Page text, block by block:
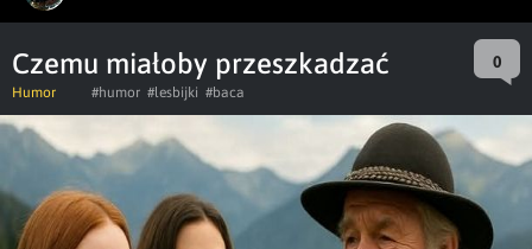
Czemu miałoby przeszkadzać 0
Humor #humor #lesbijki #baca